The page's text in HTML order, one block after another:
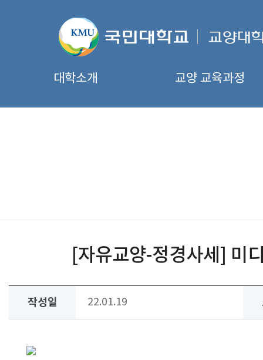
대학소개 교양 교육과정
[자유교양-정경사세] 미
작성일 22.01.19